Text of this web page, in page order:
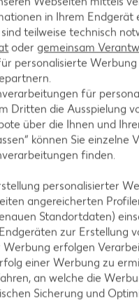
Speckmischung
in Ihrem Endgerät
sind teilweise technisch
oder gemeinsam
personalisierte
für
Dritten die Ausspielung
über die Ihnen und
können Sie
finden.
personalisierter
angereicherten
Standortdaten)
zur Erstellung
Werbung erfolgen
einer Werbung zu
an welche die
Sicherung und